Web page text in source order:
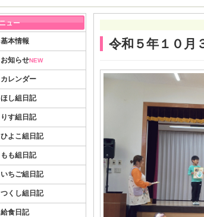
令和５年１０月
基本情報
お知らせNEW
カレンダー
ほし組日記
りす組日記
ひよこ組日記
もも組日記
いちご組日記
つくし組日記
給食日記